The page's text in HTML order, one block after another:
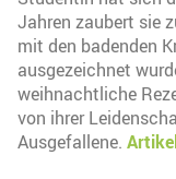
Jahren zaubert sie
mit den badenden
ausgezeichnet
weihnachtliche
von ihrer
Ausgefallene.